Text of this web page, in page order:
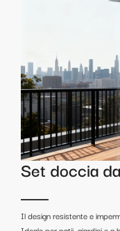
Set doccia
Il design resistente e